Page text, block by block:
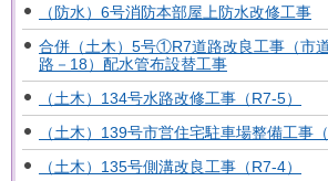
（防水）6号消防本部屋上防水改修工事
合併（土木）5号①R7道路改良工事（市
路－18）配水管布設替工事
（土木）134号水路改修工事（R7-5）
（土木）139号市営住宅駐車場整備工事
（土木）135号側溝改良工事（R7-4）